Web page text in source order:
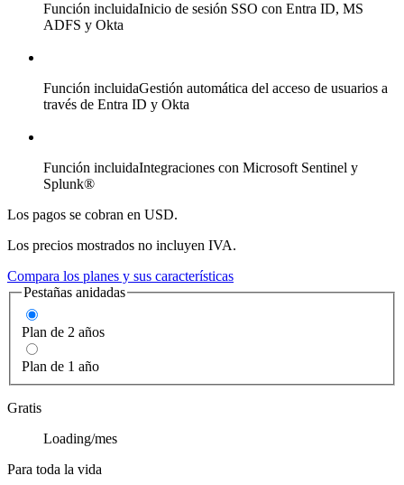
Función incluidaInicio de sesión SSO con Entra ID, MS
ADFS y Okta
Función incluidaGestión automática del acceso de usuarios a
través de Entra ID y Okta
Función incluidaIntegraciones con Microsoft Sentinel y
Splunk®
Los pagos se cobran en USD.
Los precios mostrados no incluyen IVA.
Compara los planes y sus características
Pestañas anidadas
Plan de 2 años
Plan de 1 año
Gratis
Loading/mes
Para toda la vida